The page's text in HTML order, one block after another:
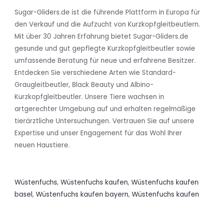
Sugar-Gliders.de ist die führende Plattform in Europa für
den Verkauf und die Aufzucht von Kurzkopfgleitbeutlern.
Mit über 30 Jahren Erfahrung bietet Sugar-Gliders.de
gesunde und gut gepflegte Kurzkopfgleitbeutler sowie
umfassende Beratung für neue und erfahrene Besitzer.
Entdecken Sie verschiedene Arten wie Standard-
Graugleitbeutler, Black Beauty und Albino-
Kurzkopfgleitbeutler. Unsere Tiere wachsen in
artgerechter Umgebung auf und erhalten regelmäßige
tierärztliche Untersuchungen. Vertrauen Sie auf unsere
Expertise und unser Engagement für das Wohl Ihrer
neuen Haustiere.
Wüstenfuchs, Wüstenfuchs kaufen, Wüstenfuchs kaufen
basel, Wüstenfuchs kaufen bayern, Wüstenfuchs kaufen